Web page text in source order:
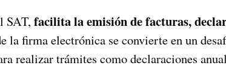
SAT, facilita la emisión de facturas,
la firma electrónica se convierte en un
realizar trámites como declaraciones